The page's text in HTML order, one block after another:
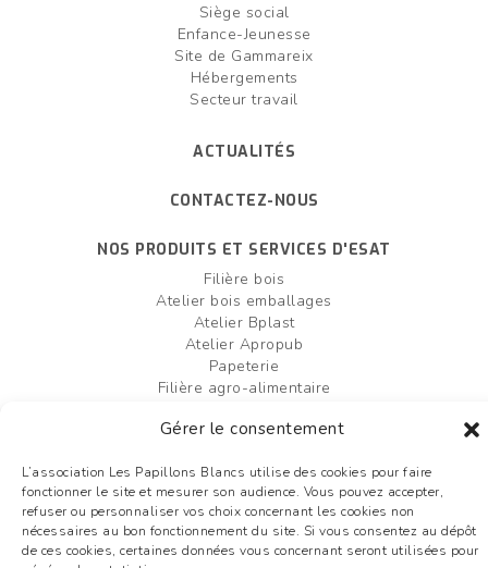
Gérer le consentement
L’association Les Papillons Blancs utilise des cookies pour faire
fonctionner le site et mesurer son audience. Vous pouvez accepter,
refuser ou personnaliser vos choix concernant les cookies non
nécessaires au bon fonctionnement du site. Si vous consentez au dépôt
de ces cookies, certaines données vous concernant seront utilisées pour
Siège social
Enfance-Jeunesse
Site de Gammareix
Hébergements
Secteur travail
ACTUALITÉS
CONTACTEZ-NOUS
NOS PRODUITS ET SERVICES D'ESAT
Filière bois
Atelier bois emballages
Atelier Bplast
Atelier Apropub
Papeterie
Filière agro-alimentaire
Entretien et création d'espaces verts
FAIRE UN DON OFFRES D'EMPLOI
Plan du site
Mentions légales